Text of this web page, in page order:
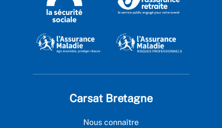
Carsat Bretagne
Nous connaître